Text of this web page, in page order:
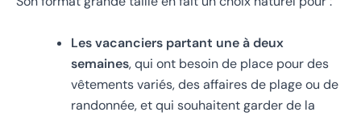
Les vacanciers partant une à deux
semaines, qui ont besoin de place pour des
vêtements variés, des affaires de plage ou de
randonnée, et qui souhaitent garder de la